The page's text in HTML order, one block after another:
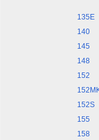
135E
140
145
148
152
152S
155
158